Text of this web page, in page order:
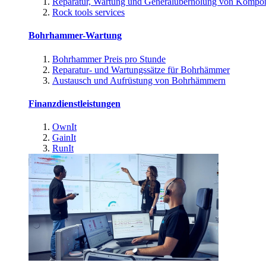
Rock tools services
Bohrhammer-Wartung
Bohrhammer Preis pro Stunde
Reparatur- und Wartungssätze für Bohrhämmer
Austausch und Aufrüstung von Bohrhämmern
Finanzdienstleistungen
OwnIt
GainIt
RunIt